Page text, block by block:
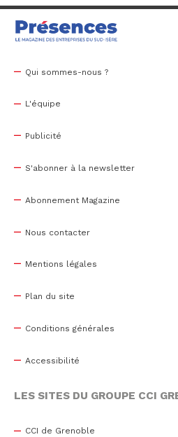
Qui sommes-nous ?
L'équipe
Publicité
S'abonner à la newsletter
Abonnement Magazine
Nous contacter
Mentions légales
Plan du site
Conditions générales
Accessibilité
LES SITES DU GROUPE CCI
CCI de Grenoble